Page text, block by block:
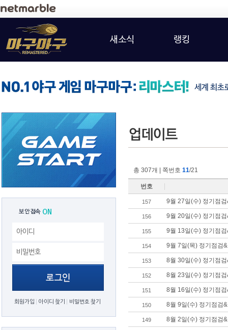
새소식 랭킹
보안접속 ON
회원가입 아이디 찾기 비밀번호 찾기
총 307개 | 쪽번호 11/21
번호
157 9월 27일(수) 정기점
156 9월 20일(수) 정기점
155 9월 13일(수) 정기점
154 9월 7일(목) 정기점검
153 8월 30일(수) 정기점
152 8월 23일(수) 정기점
151 8월 16일(수) 정기점
150 8월 9일(수) 정기점검
149 8월 2일(수) 정기점검